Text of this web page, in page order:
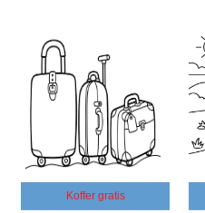
Koffer gratis